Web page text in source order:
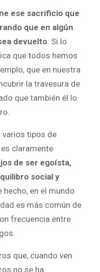
ese sacrificio que
que en algún
devuelto . Si lo
que todos hemos
que en nuestra
la travesura de
que también él lo
varios tipos de
claramente
de ser egoísta,
social y
hecho, en el mundo
es más común de
frecuencia entre
que, cuando ven
no se ha